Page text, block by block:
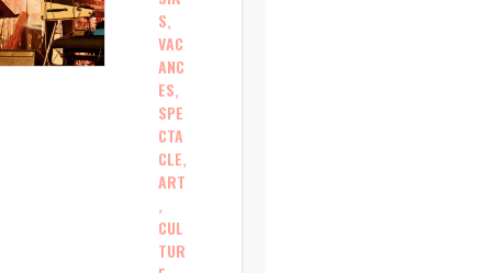
S,
VAC
ANC
ES,
SPE
CTA
CLE,
ART
,
CUL
TUR